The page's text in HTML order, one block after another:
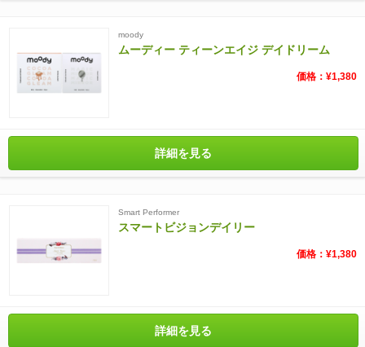
moody
ムーディー ティーンエイジ デイドリーム
価格：¥1,380
詳細を見る
Smart Performer
スマートビジョンデイリー
価格：¥1,380
詳細を見る